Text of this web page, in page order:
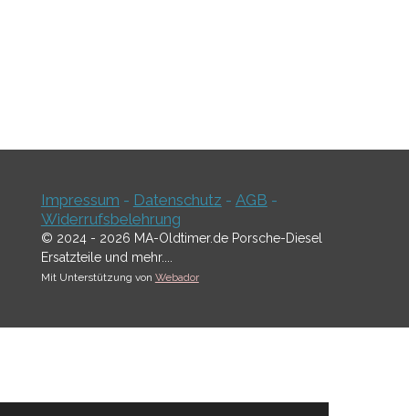
Impressum - Datenschutz - AGB -
Widerrufsbelehrung
© 2024 - 2026 MA-Oldtimer.de Porsche-Diesel
Ersatzteile und mehr....
Mit Unterstützung von Webador